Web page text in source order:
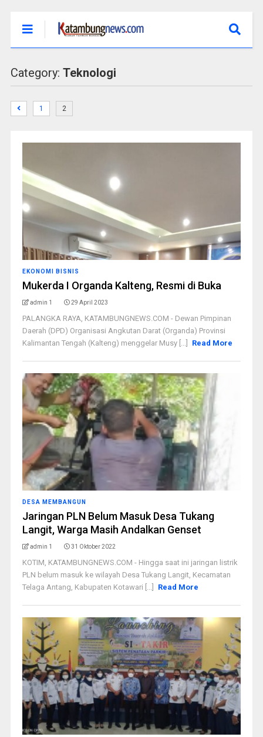
Category: Teknologi
1 2
EKONOMI BISNIS
Mukerda I Organda Kalteng, Resmi di Buka
admin 1 29 April 2023
PALANGKA RAYA, KATAMBUNGNEWS.COM - Dewan Pimpinan
Daerah (DPD) Organisasi Angkutan Darat (Organda) Provinsi
Kalimantan Tengah (Kalteng) menggelar Musy [...]
Read More
DESA MEMBANGUN
Jaringan PLN Belum Masuk Desa Tukang
Langit, Warga Masih Andalkan Genset
admin 1 31 Oktober 2022
KOTIM, KATAMBUNGNEWS.COM - Hingga saat ini jaringan listrik
PLN belum masuk ke wilayah Desa Tukang Langit, Kecamatan
Telaga Antang, Kabupaten Kotawari [...]
Read More